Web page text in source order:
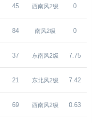
45 西南风2级 0
84 南风2级 0
37 东南风2级 7.75
21 东北风2级 7.42
69 西南风2级 0.63